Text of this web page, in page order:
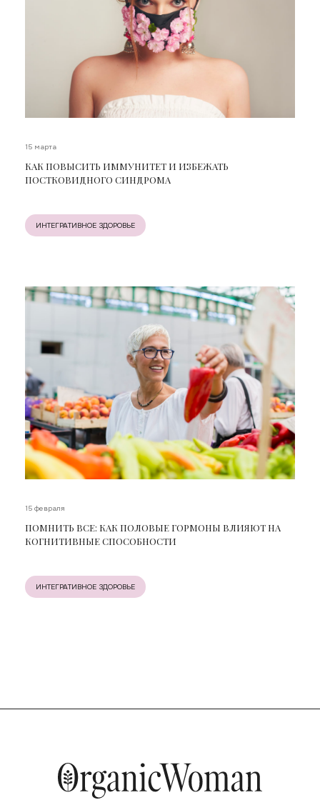
15 марта
КАК ПОВЫСИТЬ ИММУНИТЕТ И ИЗБЕЖАТЬ
ПОСТКОВИДНОГО СИНДРОМА
ИНТЕГРАТИВНОЕ ЗДОРОВЬЕ
15 февраля
ПОМНИТЬ ВСЕ: КАК ПОЛОВЫЕ ГОРМОНЫ ВЛИЯЮТ НА
КОГНИТИВНЫЕ СПОСОБНОСТИ
ИНТЕГРАТИВНОЕ ЗДОРОВЬЕ